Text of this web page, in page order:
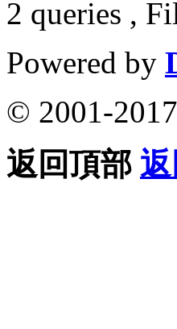
2 queries ,
Powered by
© 2001-2017
返回頂部